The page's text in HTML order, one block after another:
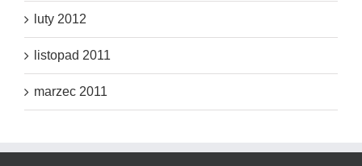
luty 2012
listopad 2011
marzec 2011